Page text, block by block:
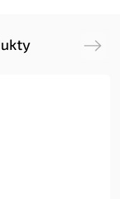
Next